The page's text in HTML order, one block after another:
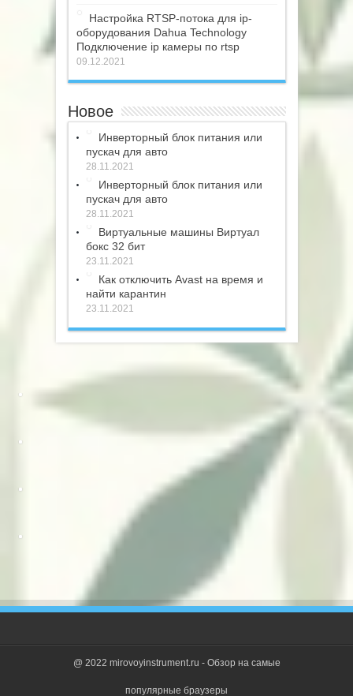
Настройка RTSP-потока для ip-
оборудования Dahua Technology
Подключение ip камеры по rtsp
09.12.2021
Новое
Инверторный блок питания или
пускач для авто
28.11.2021
Инверторный блок питания или
пускач для авто
28.11.2021
Виртуальные машины Виртуал
бокс 32 бит
23.11.2021
Как отключить Avast на время и
найти карантин
23.11.2021
Выбор редакции
клавиатуры айфон 5s
Какое разрешение экрана у айфона Какое разрешение
Гб, Мб, Кб - это единицы измерения информации, а чем
они друг от друга отличаются?
Составление семантического ядра Как правильно
подобрать семантическое ядро
@ 2022 mirovoyinstrument.ru - Обзор на самые
популярные браузеры